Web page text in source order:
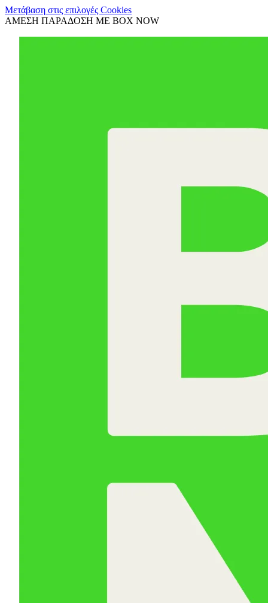
Μετάβαση στις επιλογές Cookies
ΑΜΕΣΗ ΠΑΡΑΔΟΣΗ ΜΕ BOX NOW